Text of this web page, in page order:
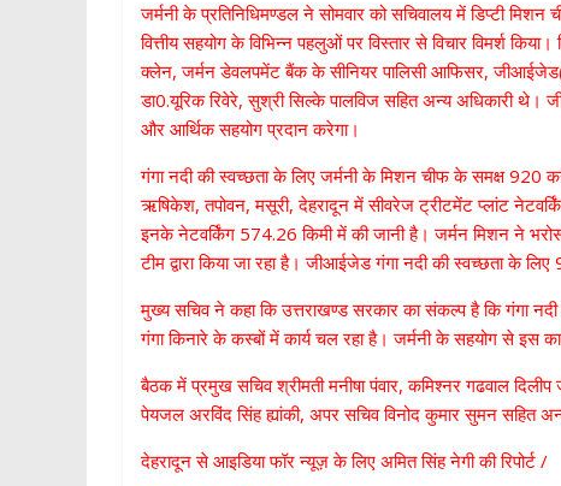
जर्मनी के प्रतिनिधिमण्डल ने सोमवार को सचिवालय में डिप्टी
वित्तीय सहयोग के विभिन्न पहलुओं पर विस्तार से विचार विमर्श
क्लेन, जर्मन डेवलपमेंट बैंक के सीनियर पालिसी आफिसर,
डा0.यूरिक रिवेरे, सुश्री सिल्के पालविज सहित अन्य अधिकारी थे।
और आर्थिक सहयोग प्रदान करेगा।
गंगा नदी की स्वच्छता के लिए जर्मनी के मिशन चीफ के समक्ष 920
ऋषिकेश, तपोवन, मसूरी, देहरादून में सीवरेज ट्रीटमेंट प्लांट
इनके नेटवर्किंग 574.26 किमी में की जानी है। जर्मन मिशन ने
टीम द्वारा किया जा रहा है। जीआईजेड गंगा नदी की स्वच्छता के
मुख्य सचिव ने कहा कि उत्तराखण्ड सरकार का संकल्प है कि गंगा नदी
गंगा किनारे के कस्बों में कार्य चल रहा है। जर्मनी के सहयोग से इस
बैठक में प्रमुख सचिव श्रीमती मनीषा पंवार, कमिश्नर गढवाल
पेयजल अरविंद सिंह ह्यांकी, अपर सचिव विनोद कुमार सुमन सहित
देहरादून से आइडिया फॉर न्यूज़ के लिए अमित सिंह नेगी की रिपोर्ट /